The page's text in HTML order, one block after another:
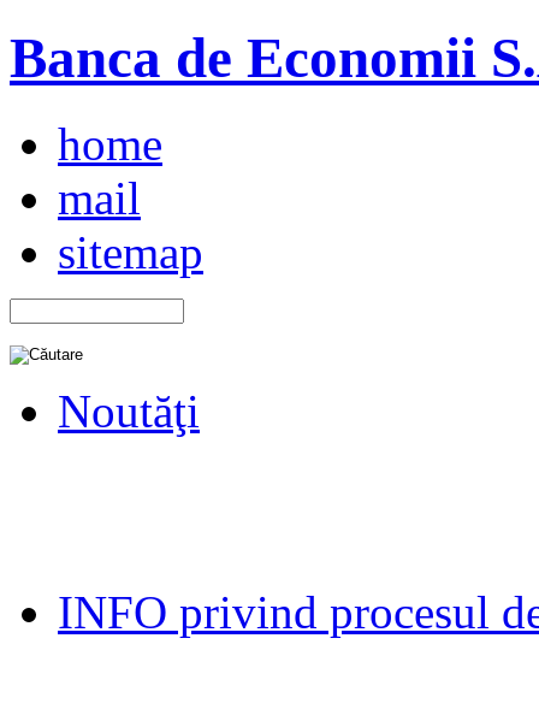
Banca de Economii
home
mail
sitemap
Noutăţi
INFO privind procesul